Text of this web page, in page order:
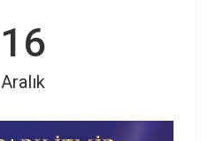
16
Aralık